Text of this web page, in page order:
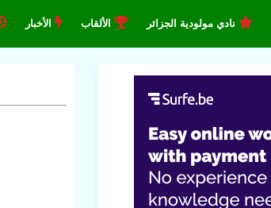
نادي مولودية الجزائر الألقاب الأخبار